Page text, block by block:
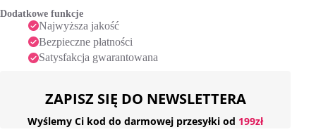
Dodatkowe funkcje
Najwyższa jakość
Bezpieczne płatności
Satysfakcja gwarantowana
ZAPISZ SIĘ DO NEWSLETTERA
Wyślemy Ci kod do darmowej przesyłki od 199zł